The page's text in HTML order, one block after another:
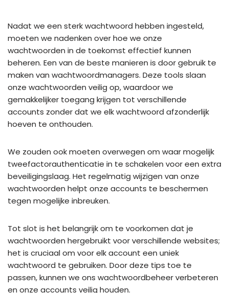
Nadat we een sterk wachtwoord hebben ingesteld,
moeten we nadenken over hoe we onze
wachtwoorden in de toekomst effectief kunnen
beheren. Een van de beste manieren is door gebruik te
maken van wachtwoordmanagers. Deze tools slaan
onze wachtwoorden veilig op, waardoor we
gemakkelijker toegang krijgen tot verschillende
accounts zonder dat we elk wachtwoord afzonderlijk
hoeven te onthouden.
We zouden ook moeten overwegen om waar mogelijk
tweefactorauthenticatie in te schakelen voor een extra
beveiligingslaag. Het regelmatig wijzigen van onze
wachtwoorden helpt onze accounts te beschermen
tegen mogelijke inbreuken.
Tot slot is het belangrijk om te voorkomen dat je
wachtwoorden hergebruikt voor verschillende websites;
het is cruciaal om voor elk account een uniek
wachtwoord te gebruiken. Door deze tips toe te
passen, kunnen we ons wachtwoordbeheer verbeteren
en onze accounts veilig houden.